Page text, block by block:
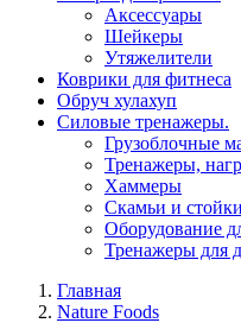
Aксессуары
Шейкеры
Утяжелители
Коврики для фитнеса
Обруч хулахуп
Силовые тренажеры.
Грузоблочные
Тренажеры,
Хаммеры
Скамьи и стойки
Оборудование
Тренажеры для
Главная
Nature Foods